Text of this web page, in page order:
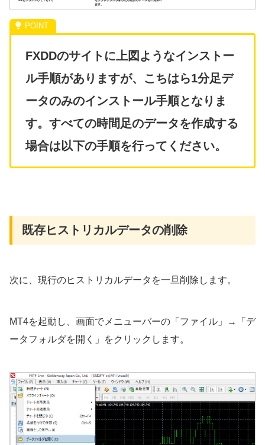
FXDDのサイトに上図ようなインストー
ル手順がありますが、こちはら1分足デ
ータのみのインストール手順となりま
す。すべての時間足のデータを作成する
場合は以下の手順を行ってください。
既存ヒストリカルデータの削除
次に、現行のヒストリカルデータを一旦削除します。
MT4を起動し、画面でメニューバーの「ファイル」→「デ
ータフォルダを開く」をクリックします。